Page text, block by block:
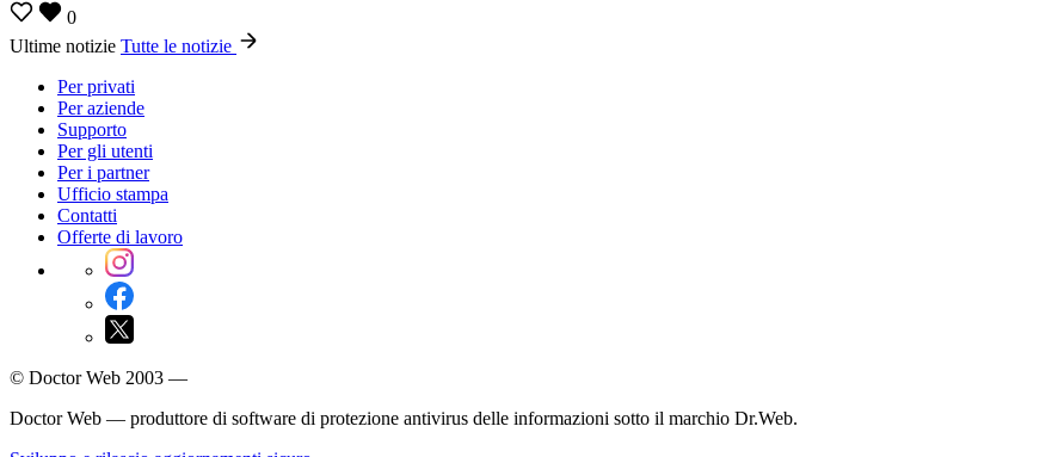
0
Ultime notizie Tutte le notizie
Per privati
Per aziende
Supporto
Per gli utenti
Per i partner
Ufficio stampa
Contatti
Offerte di lavoro
© Doctor Web 2003 —
Doctor Web — produttore di software di protezione antivirus delle informazioni sotto il marchio Dr.Web.